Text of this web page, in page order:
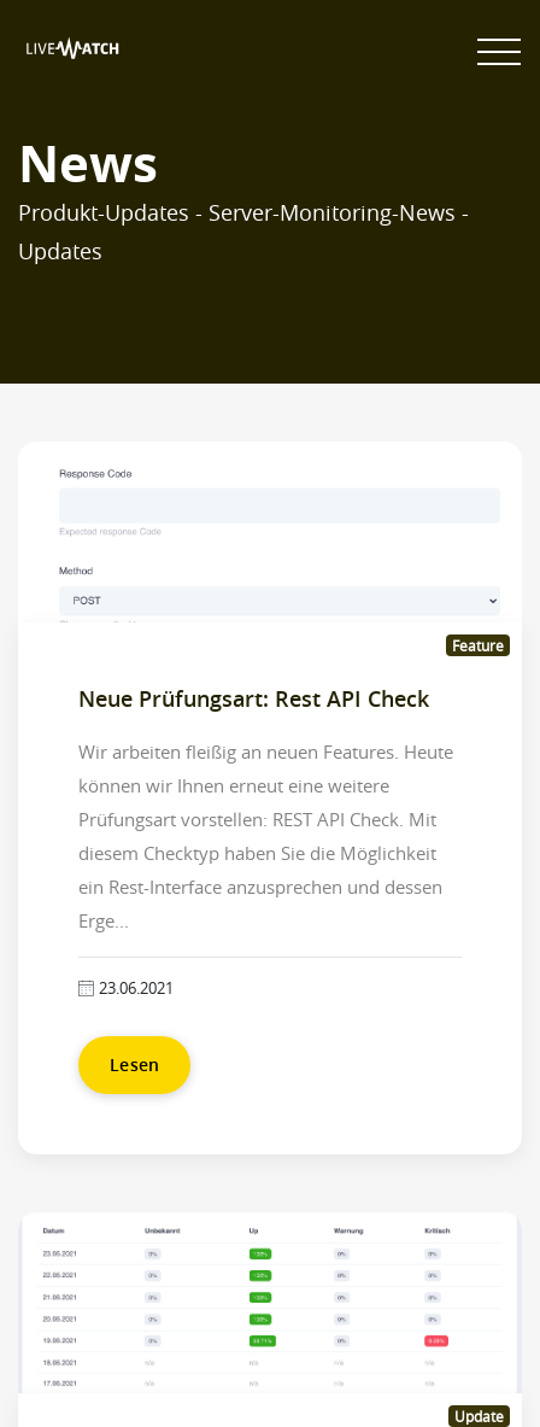
News
Produkt-Updates - Server-Monitoring-News -
Updates
Feature
Neue Prüfungsart: Rest API Check
Wir arbeiten fleißig an neuen Features. Heute
können wir Ihnen erneut eine weitere
Prüfungsart vorstellen: REST API Check. Mit
diesem Checktyp haben Sie die Möglichkeit
ein Rest-Interface anzusprechen und dessen
Erge...
23.06.2021
Lesen
Update